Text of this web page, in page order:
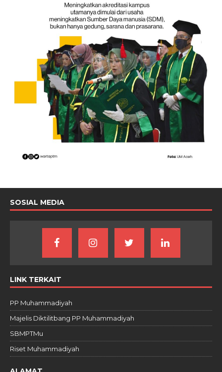
SOSIAL MEDIA
LINK TERKAIT
PP Muhammadiyah
Majelis Diktilitbang PP Muhammadiyah
SBMPTMu
Riset Muhammadiyah